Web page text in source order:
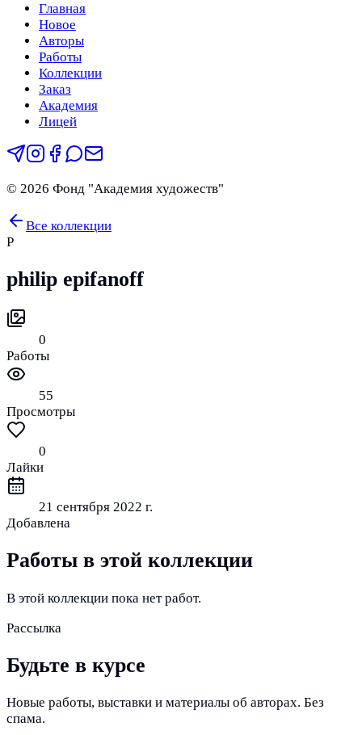
Главная
Новое
Авторы
Работы
Коллекции
Заказ
Академия
Лицей
© 2026 Фонд "Академия художеств"
Все коллекции
P
philip epifanoff
0
Работы
55
Просмотры
0
Лайки
21 сентября 2022 г.
Добавлена
Работы в этой коллекции
В этой коллекции пока нет работ.
Рассылка
Будьте в курсе
Новые работы, выставки и материалы об авторах. Без
спама.